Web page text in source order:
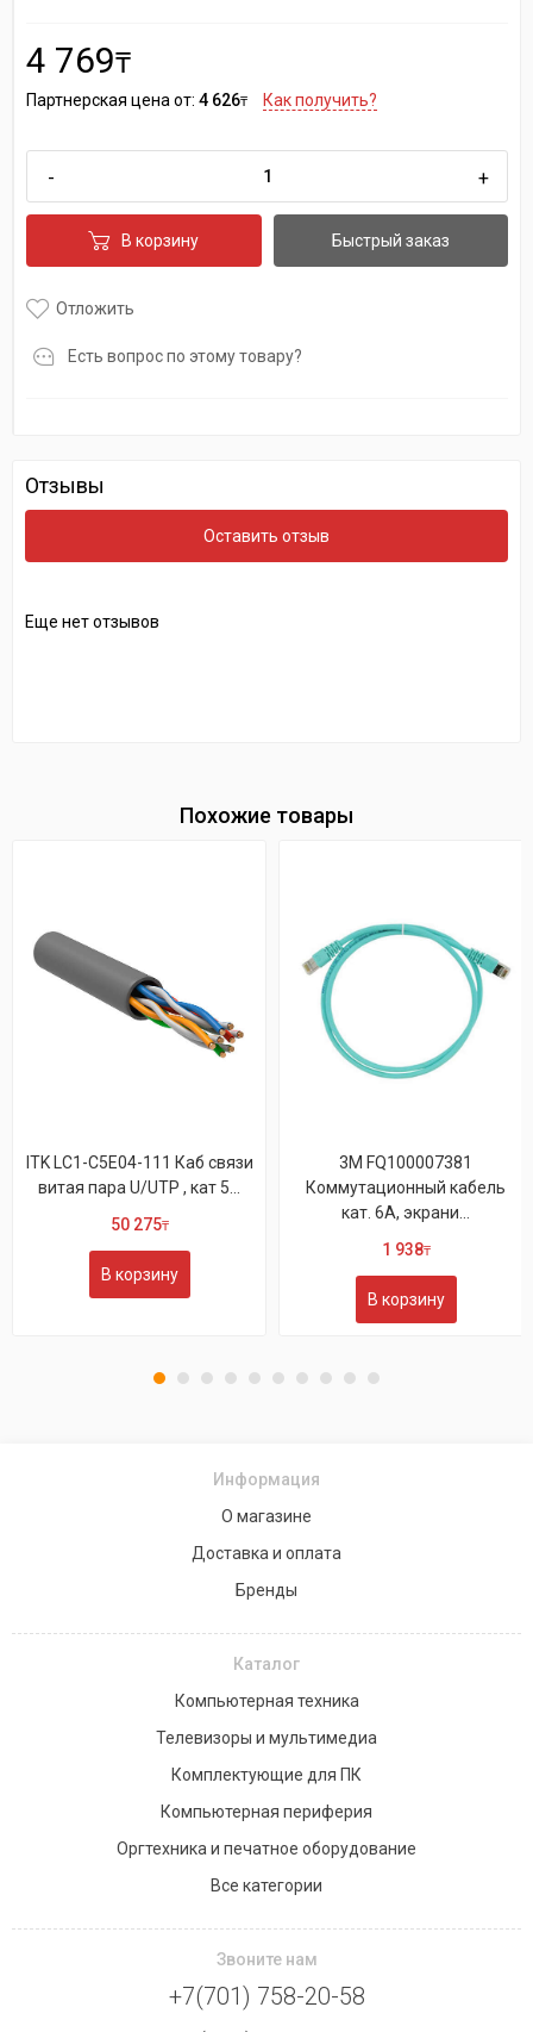
4 769₸
Партнерская цена от: 4 626₸ Как получить?
- +
В корзину Быстрый заказ
Отложить
Есть вопрос по этому товару?
Отзывы
Оставить отзыв
Еще нет отзывов
Похожие товары
ITK LC1-C5E04-111 Каб связи
витая пара U/UTP , кат 5...
50 275₸
В корзину
3M FQ100007381
Коммутационный кабель
кат. 6А, экрани...
1 938₸
В корзину
Информация
О магазине
Доставка и оплата
Бренды
Каталог
Компьютерная техника
Телевизоры и мультимедиа
Комплектующие для ПК
Компьютерная периферия
Оргтехника и печатное оборудование
Все категории
Звоните нам
+7(701) 758-20-58